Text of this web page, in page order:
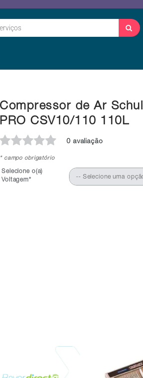
Compressor de Ar
PRO CSV10/110 110L
0 avaliação
* campo obrigatório
Selecione o(a)
Voltagem*
-- Selecione uma